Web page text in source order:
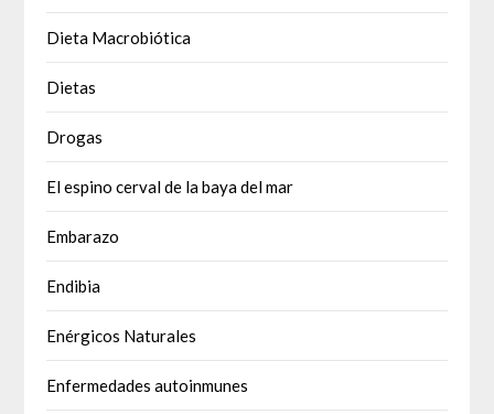
Dieta Macrobiótica
Dietas
Drogas
El espino cerval de la baya del mar
Embarazo
Endibia
Enérgicos Naturales
Enfermedades autoinmunes